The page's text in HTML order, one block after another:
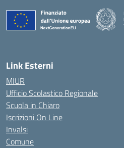
Link Esterni
MIUR
Ufficio Scolastico Regionale
Scuola in Chiaro
Iscrizioni On Line
Invalsi
Comune